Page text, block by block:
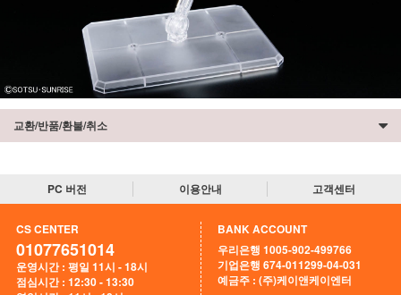
교환/반품/환불/취소
PC 버전 이용안내 고객센터
CS CENTER
01077651014
운영시간 : 평일 11시 - 18시
점심시간 : 12:30 - 13:30
BANK ACCOUNT
우리은행 1005-902-499766
기업은행 674-011299-04-031
예금주 : (주)케이앤케이엔터